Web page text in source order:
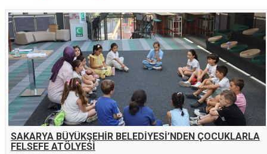
SAKARYA BÜYÜKŞEHİR BELEDİYESİ’NDEN ÇOCUKLARLA
FELSEFE ATÖLYESİ